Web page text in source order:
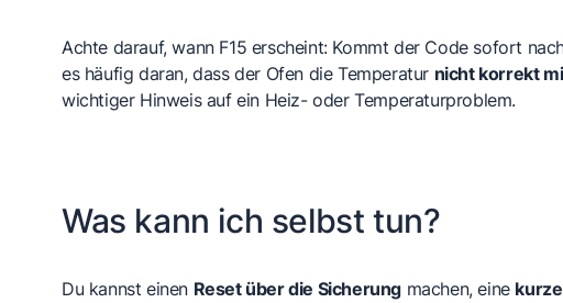
Achte darauf, wann F15 erscheint: Kommt der Code sofort
es häufig daran, dass der Ofen die Temperatur nicht korrekt
wichtiger Hinweis auf ein Heiz- oder Temperaturproblem.
Was kann ich selbst tun?
Du kannst einen Reset über die Sicherung machen, eine